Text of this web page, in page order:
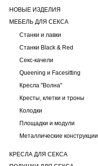
НОВЫЕ ИЗДЕЛИЯ
МЕБЕЛЬ ДЛЯ СЕКСА
Станки и лавки
Станки Black & Red
Секс-качели
Queening и Facesitting
Кресла "Волна"
Кресты, клетки и троны
Колодки
Площадки и модули
Металлические конструкции
КРЕСЛА ДЛЯ СЕКСА